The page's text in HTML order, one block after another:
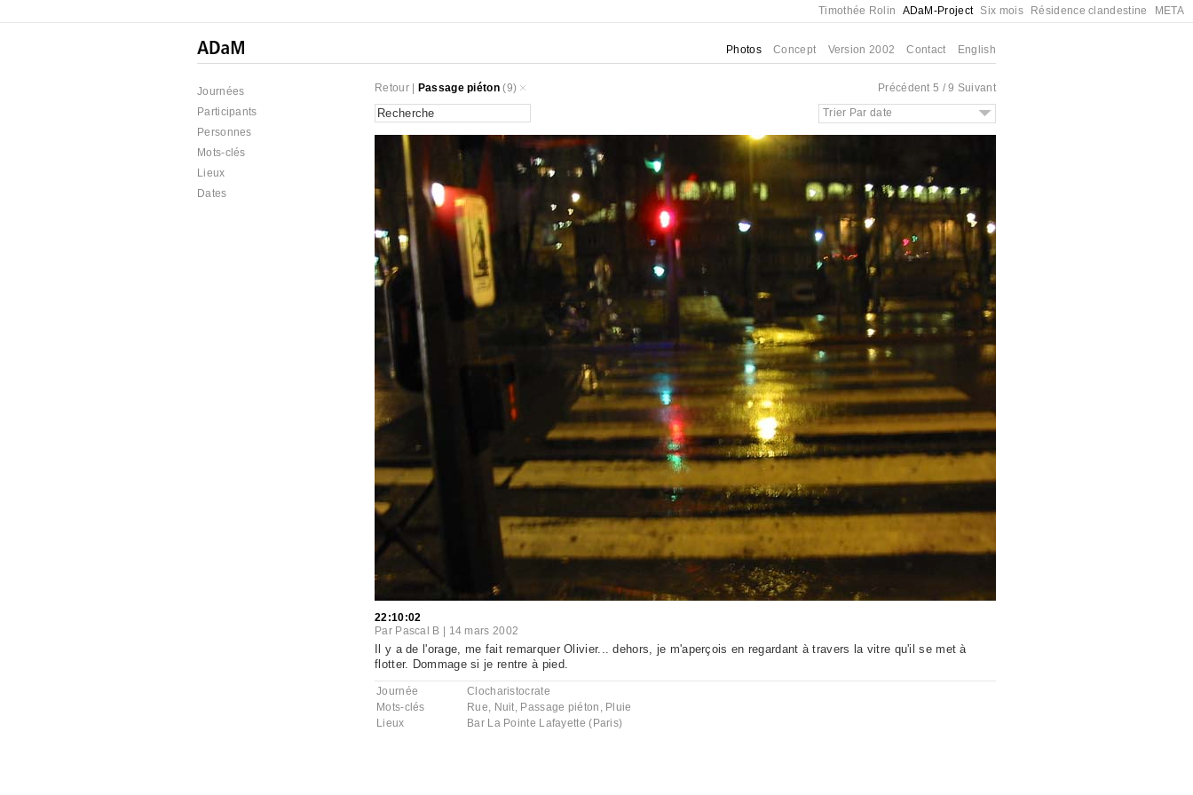
Timothée Rolin ADaM-Project Six mois Résidence clandestine META
Photos Concept Version 2002 Contact English
Journées
Participants
Personnes
Mots-clés
Lieux
Dates
Retour| Passage piéton(9) Précédent 5 / 9 Suivant
Trier Par date
22:10:02
Par Pascal B 14 mars 2002
Il y a de l'orage, me fait remarquer Olivier... dehors, je m'aperçois en regardant à travers la vitre qu'il se met à
flotter. Dommage si je rentre à pied.
Journée
Clocharistocrate
Mots-clés
Rue, Nuit, Passage piéton , Pluie
Lieux
Bar La Pointe Lafayette (Paris)